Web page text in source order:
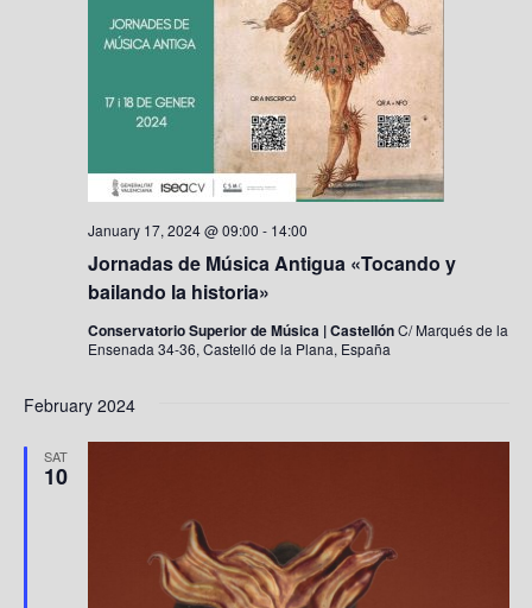
Jornadas de Música Antigua «Tocando y
bailando la historia»
January 17, 2024 @ 09:00 - 14:00
Conservatorio Superior de Música | CastellónC/ Marqués de la
Ensenada 34-36, Castelló de la Plana, España
February 2024
SAT
10